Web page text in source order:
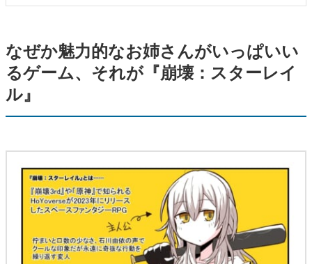
なぜか魅力的なお姉さんがいっぱいい
るゲーム、それが『崩壊：スターレイ
ル』